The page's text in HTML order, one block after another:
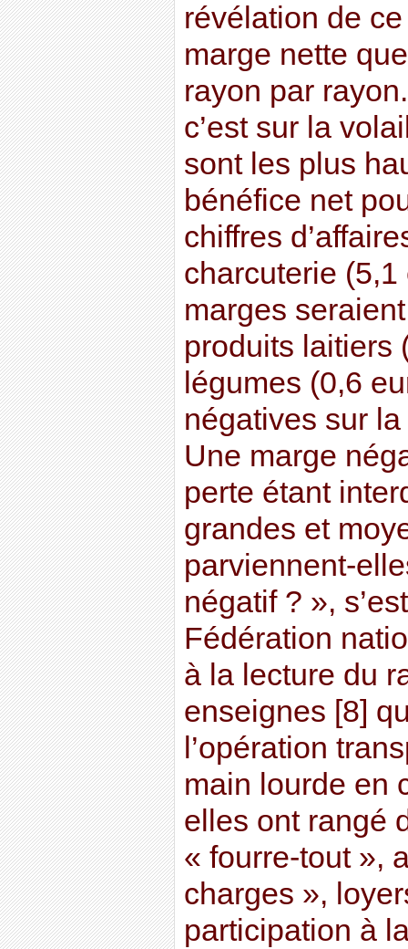
révélation de
marge nette
rayon par
c’est sur la
sont les plus
bénéfice net
chiffres
charcuterie (5,1
marges
produits laitiers
légumes (0,6
négatives sur
Une marge
perte étant
grandes et
parviennent-
négatif ? »,
Fédération
à la lecture du
enseignes [8]
l’opération
main lourde en
elles ont rangé
« fourre-tout »,
charges »,
participation à